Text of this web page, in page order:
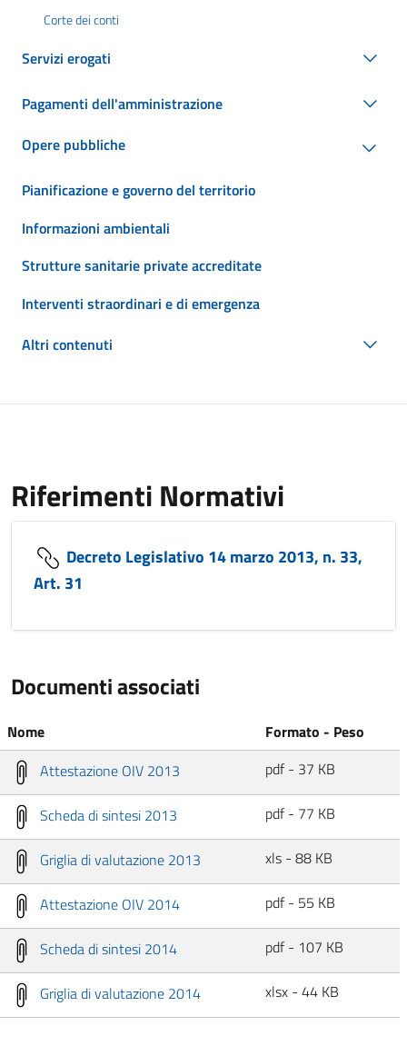
Corte dei conti
Servizi erogati
Pagamenti dell'amministrazione
Opere pubbliche
Pianificazione e governo del territorio
Informazioni ambientali
Strutture sanitarie private accreditate
Interventi straordinari e di emergenza
Altri contenuti
Riferimenti Normativi
Decreto Legislativo 14 marzo 2013, n. 33,
Art. 31
Documenti associati
Nome
Formato - Peso
Attestazione OIV 2013
pdf - 37 KB
Scheda di sintesi 2013 pdf - 77 KB
Griglia di valutazione 2013 xls - 88 KB
Attestazione OIV 2014 pdf - 55 KB
Scheda di sintesi 2014 pdf - 107 KB
Griglia di valutazione 2014 xlsx - 44 KB